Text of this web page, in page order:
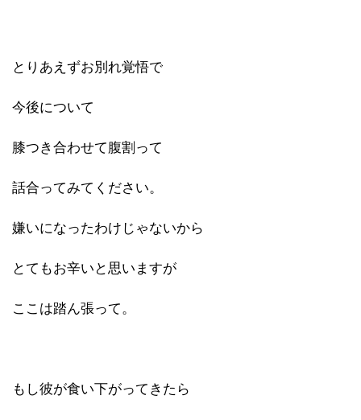
とりあえずお別れ覚悟で
今後について
膝つき合わせて腹割って
話合ってみてください。
嫌いになったわけじゃないから
とてもお辛いと思いますが
ここは踏ん張って。
もし彼が食い下がってきたら